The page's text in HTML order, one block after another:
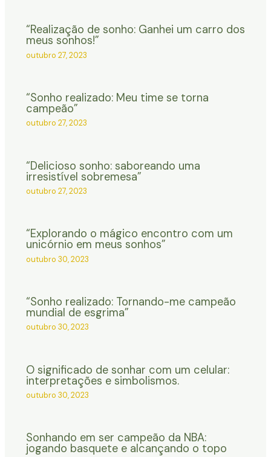
“Realização de sonho: Ganhei um carro dos
meus sonhos!”
outubro 27, 2023
“Sonho realizado: Meu time se torna
campeão”
outubro 27, 2023
“Delicioso sonho: saboreando uma
irresistível sobremesa”
outubro 27, 2023
“Explorando o mágico encontro com um
unicórnio em meus sonhos”
outubro 30, 2023
“Sonho realizado: Tornando-me campeão
mundial de esgrima”
outubro 30, 2023
O significado de sonhar com um celular:
interpretações e simbolismos.
outubro 30, 2023
Sonhando em ser campeão da NBA:
jogando basquete e alcançando o topo